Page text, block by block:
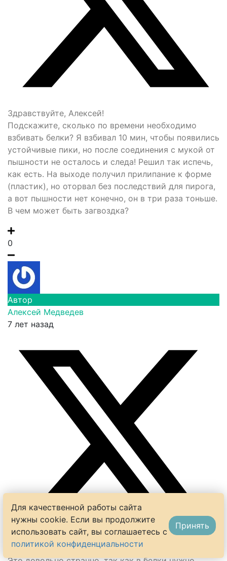
Здравствуйте, Алексей!
Подскажите, сколько по времени необходимо
взбивать белки? Я взбивал 10 мин, чтобы появились
устойчивые пики, но после соединения с мукой от
пышности не осталось и следа! Решил так испечь,
как есть. На выходе получил прилипание к форме
(пластик), но оторвал без последствий для пирога,
а вот пышности нет конечно, он в три раза тоньше.
В чем может быть загвоздка?
0
Автор
Алексей Медведев
7 лет назад
Ответить наДмитрий
Для качественной работы сайта
нужны cookie. Если вы продолжите
использовать сайт, вы соглашаетесь с
политикой конфиденциальности
Принять